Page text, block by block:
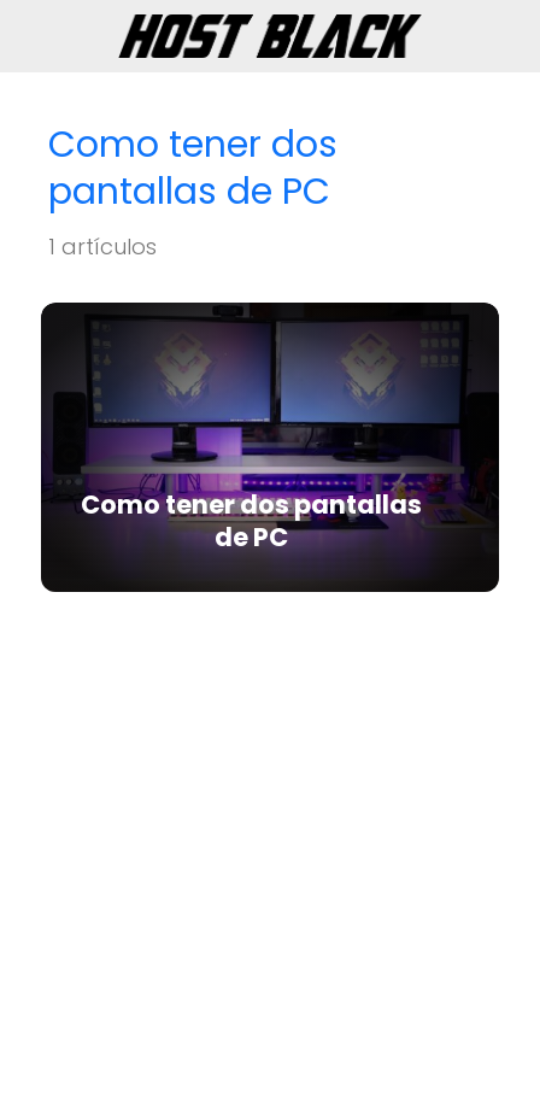
Como tener dos
pantallas de PC
1 artículos
Como tener dos pantallas
de PC